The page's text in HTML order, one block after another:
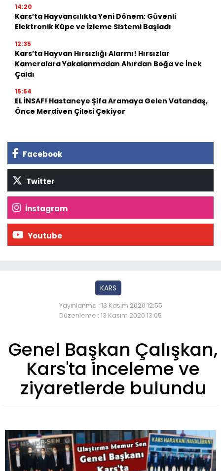
14:20
Kars’ta Hayvancılıkta Yeni Dönem: Güvenli
Elektronik Küpe ve İzleme Sistemi Başladı
12:35
Kars’ta Hayvan Hırsızlığı Alarmı! Hırsızlar
Kameralara Yakalanmadan Ahırdan Boğa ve İnek
Çaldı
15:54
EL İNSAF! Hastaneye Şifa Aramaya Gelen Vatandaş,
Önce Merdiven Çilesi Çekiyor
Facebook
Twitter
İnstagram
Youtube
KARS
Yayınlanma : 13 Kasım 2020 12:55
Düzenleme : 13 Kasım 2020 13:05
Genel Başkan Çalışkan,
Kars'ta inceleme ve
ziyaretlerde bulundu